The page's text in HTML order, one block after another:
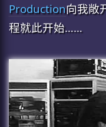
Production向我敞
程就此开始……